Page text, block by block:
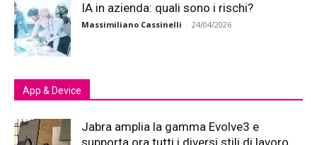
IA in azienda: quali sono i rischi?
Massimiliano Cassinelli - 24/04/2026
App & Device
Jabra amplia la gamma Evolve3 e
supporta ora tutti i diversi stili di lavoro